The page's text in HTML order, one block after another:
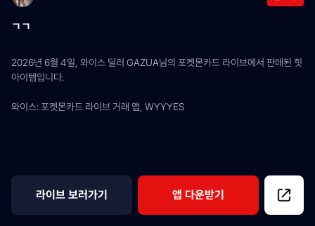
ㄱㄱ
2026년 6월 4일, 와이스 딜러 GAZUA님의 포켓몬카드 라이브에서 판매된 힛
아이템입니다.
와이스: 포켓몬카드 라이브 거래 앱, WYYYES
라이브 보러가기 앱 다운받기